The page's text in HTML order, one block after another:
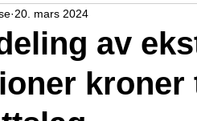
av
20. mars 2024